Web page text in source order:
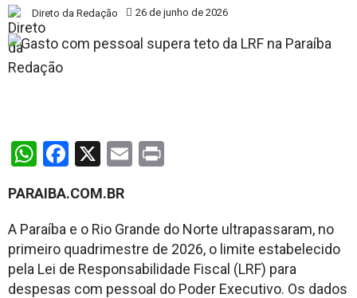
Direto da Redação 26 de junho de 2026
WhatsApp
Facebook
X Email
PARAIBA.COM.BR
A Paraíba e o Rio Grande do Norte ultrapassaram, no
primeiro quadrimestre de 2026, o limite estabelecido
pela Lei de Responsabilidade Fiscal (LRF) para
despesas com pessoal do Poder Executivo. Os dados